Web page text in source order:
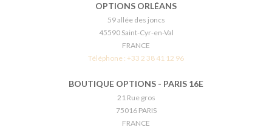
OPTIONS ORLÉANS
59 allée des joncs
45590 Saint-Cyr-en-Val
FRANCE
Téléphone : +33 2 38 41 12 96
BOUTIQUE OPTIONS - PARIS 16E
21 Rue gros
75016 PARIS
FRANCE